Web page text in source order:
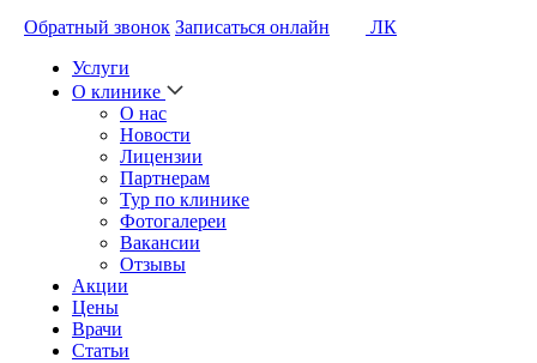
Обратный звонок Записаться онлайн
ЛК
Услуги
О клинике
О нас
Новости
Лицензии
Партнерам
Тур по клинике
Фотогалереи
Вакансии
Отзывы
Акции
Цены
Врачи
Статьи